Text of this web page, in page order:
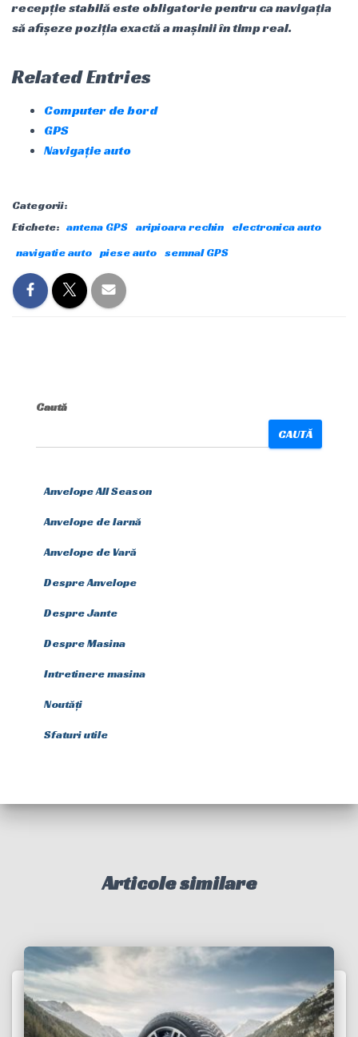
recepție stabilă este obligatorie pentru ca navigația
să afișeze poziția exactă a mașinii în timp real.
Related Entries
Computer de bord
GPS
Navigație auto
Categorii:
Etichete: antena GPS aripioara rechin
electronica auto
navigatie auto piese auto semnal GPS
Caută
CAUTĂ
Anvelope All Season
Anvelope de Iarnă
Anvelope de Vară
Despre Anvelope
Despre Jante
Despre Masina
Intretinere masina
Noutăți
Sfaturi utile
Articole similare